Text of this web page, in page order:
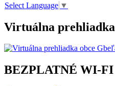
Select Language ▼
Virtuálna prehliadka
BEZPLATNÉ WI-FI